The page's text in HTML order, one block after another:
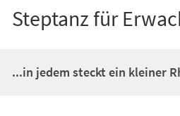
Steptanz für
...in jedem steckt ein kleiner